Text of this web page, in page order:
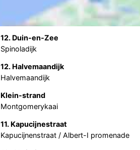
12. Duin-en-Zee
Spinoladijk
12. Halvemaandijk
Halvemaandijk
Klein-strand
Montgomerykaai
11. Kapucijnestraat
Kapucijnenstraat / Albert-I promenade